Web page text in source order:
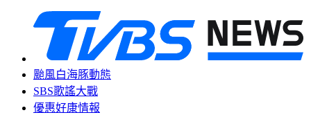
颱風白海豚動態
SBS歌謠大戰
優惠好康情報